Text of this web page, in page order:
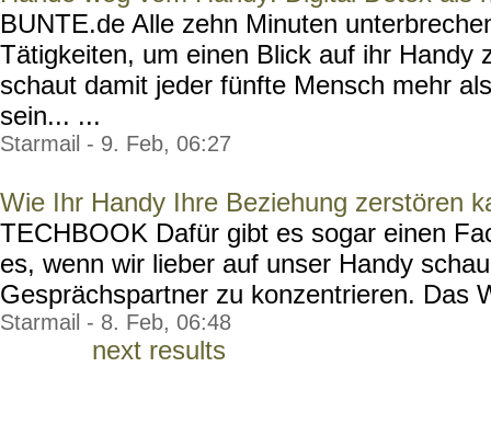
BUNTE.de Alle zehn Minuten
Tätigkeiten, um einen Blick auf ihr Handy
schaut damit jeder fünfte Mensch mehr
sein... ...
Starmail - 9. Feb, 06:27
Wie Ihr Handy Ihre Beziehung zerstören
TECHBOOK Dafür gibt es sogar einen
es, wenn wir lieber auf unser Handy
Gesprächspartner zu konzentrieren. Das
Starmail - 8. Feb, 06:48
next results